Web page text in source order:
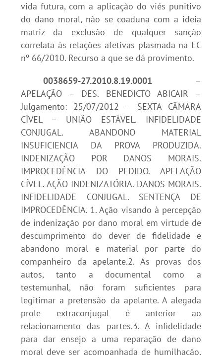
vida futura, com a aplicação do viés punitivo
do dano moral, não se coaduna com a ideia
matriz da exclusão de qualquer sanção
correlata às relações afetivas plasmada na EC
nº 66/2010. Recurso a que se dá provimento.
0038659-27.2010.8.19.0001 –
APELAÇÃO – DES. BENEDICTO ABICAIR –
Julgamento: 25/07/2012 – SEXTA CÂMARA
CÍVEL – UNIÃO ESTÁVEL. INFIDELIDADE
CONJUGAL. ABANDONO MATERIAL
INSUFICIENCIA DA PROVA PRODUZIDA.
INDENIZAÇÃO POR DANOS MORAIS.
IMPROCEDÊNCIA DO PEDIDO. APELAÇÃO
CÍVEL. AÇÃO INDENIZATÓRIA. DANOS MORAIS.
INFIDELIDADE CONJUGAL. SENTENÇA DE
IMPROCEDÊNCIA. 1. Ação visando à percepção
de indenização por dano moral em virtude de
descumprimento do dever de fidelidade e
abandono moral e material por parte do
companheiro da apelante.2. As provas dos
autos, tanto a documental como a
testemunhal, não foram suficientes para
legitimar a pretensão da apelante. A alegada
prole extraconjugal é anterior ao
relacionamento das partes.3. A infidelidade
para dar ensejo a uma reparação de dano
moral deve ser acompanhada de humilhação,